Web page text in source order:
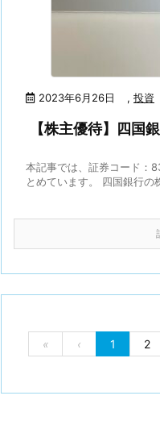
2023年6月26日 , 投資
【株主優待】四国
本記事では、証券コード：
とめています。 四国銀行の
« ‹ 1 2